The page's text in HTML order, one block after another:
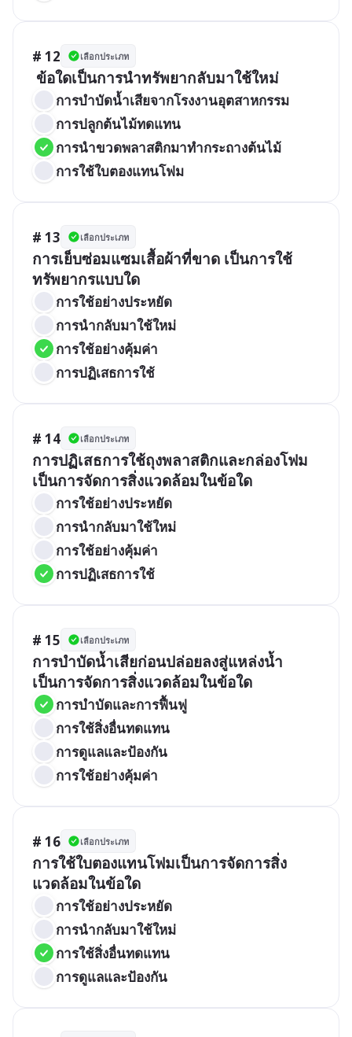
# 12 เลือกประเภท
ข้อใดเป็นการนำทรัพยากลับมาใช้ใหม่
การบำบัดน้ำเสียจากโรงงานอุตสาหกรรม
การปลูกต้นไม้ทดแทน
การนำขวดพลาสติกมาทำกระถางต้นไม้
การใช้ใบตองแทนโฟม
# 13 เลือกประเภท
การเย็บซ่อมแซมเสื้อผ้าที่ขาด เป็นการใช้
ทรัพยากรแบบใด
การใช้อย่างประหยัด
การนำกลับมาใช้ใหม่
การใช้อย่างคุ้มค่า
การปฏิเสธการใช้
# 14 เลือกประเภท
การปฏิเสธการใช้ถุงพลาสติกและกล่องโฟม
เป็นการจัดการสิ่งแวดล้อมในข้อใด
การใช้อย่างประหยัด
การนำกลับมาใช้ใหม่
การใช้อย่างคุ้มค่า
การปฏิเสธการใช้
# 15 เลือกประเภท
การบำบัดน้ำเสียก่อนปล่อยลงสู่แหล่งน้ำ
เป็นการจัดการสิ่งแวดล้อมในข้อใด
การบำบัดและการฟื้นฟู
การใช้สิ่งอื่นทดแทน
การดูแลและป้องกัน
การใช้อย่างคุ้มค่า
# 16 เลือกประเภท
การใช้ใบตองแทนโฟมเป็นการจัดการสิ่ง
แวดล้อมในข้อใด
การใช้อย่างประหยัด
การนำกลับมาใช้ใหม่
การใช้สิ่งอื่นทดแทน
การดูแลและป้องกัน